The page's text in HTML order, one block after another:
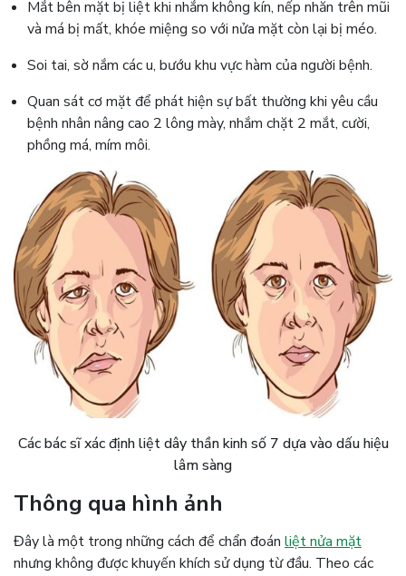
Mắt bên mặt bị liệt khi nhắm không kín, nếp nhăn trên mũi
và má bị mất, khóe miệng so với nửa mặt còn lại bị méo.
Soi tai, sờ nắm các u, bướu khu vực hàm của người bệnh.
Quan sát cơ mặt để phát hiện sự bất thường khi yêu cầu
bệnh nhân nâng cao 2 lông mày, nhắm chặt 2 mắt, cười,
phồng má, mím môi.
Các bác sĩ xác định liệt dây thần kinh số 7 dựa vào dấu hiệu
lâm sàng
Thông qua hình ảnh
Đây là một trong những cách để chẩn đoán liệt nửa mặt
nhưng không được khuyến khích sử dụng từ đầu. Theo các